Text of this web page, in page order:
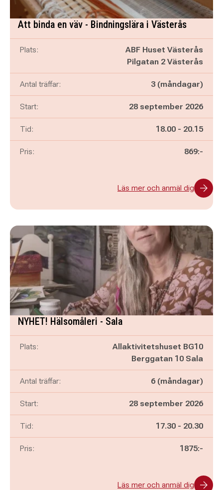
Att binda en väv - Bindningslära i Västerås
Plats:
ABF Huset Västerås
Pilgatan 2 Västerås
Antal träffar: 3 (måndagar)
Start: 28 september 2026
Tid: Pågår mellan
18.00 - och
20.15
Pris: 869:-
Läs mer och anmäl dig
NYHET! Hälsomåleri - Sala
Plats:
Allaktivitetshuset BG10
Berggatan 10 Sala
Antal träffar: 6 (måndagar)
Start: 28 september 2026
Tid: Pågår mellan
17.30 - och
20.30
Pris: 1875:-
Läs mer och anmäl dig